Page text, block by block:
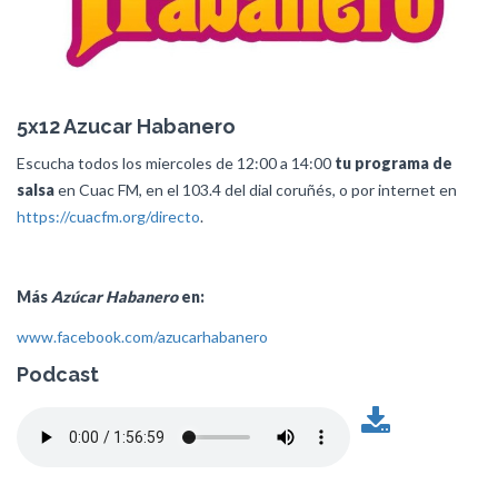
5x12 Azucar Habanero
Escucha todos los miercoles de 12:00 a 14:00 tu programa de
salsaen Cuac FM, en el 103.4 del dial coruñés, o por internet en
https://cuacfm.org/directo.
Más Azúcar Habaneroen:
www.facebook.com/azucarhabanero
Podcast